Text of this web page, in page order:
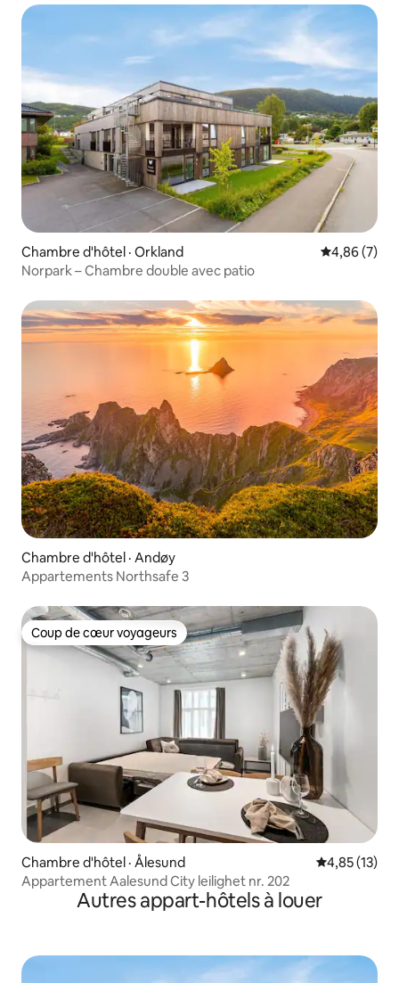
Chambre d'hôtel · Orkland Note
4,86 (7)
Norpark – Chambre double avec patio
Chambre d'hôtel · Andøy
Appartements Northsafe 3
Coup de cœur voyageurs
Coup de cœur voyageurs
Chambre d'hôtel · Ålesund Note
4,85 (13)
Appartement Aalesund City leilighet nr. 202
Autres appart-hôtels à louer